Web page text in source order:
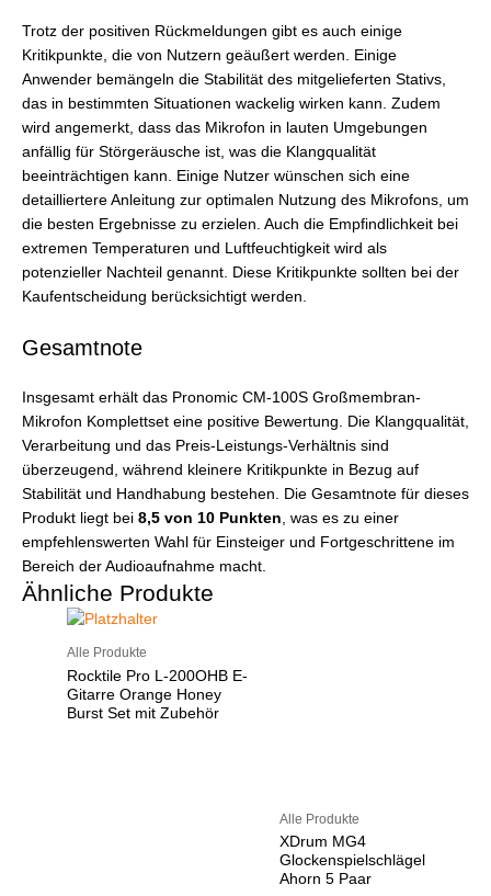
Trotz der positiven Rückmeldungen gibt es auch einige
Kritikpunkte, die von Nutzern geäußert werden. Einige
Anwender bemängeln die Stabilität des mitgelieferten Stativs,
das in bestimmten Situationen wackelig wirken kann. Zudem
wird angemerkt, dass das Mikrofon in lauten Umgebungen
anfällig für Störgeräusche ist, was die Klangqualität
beeinträchtigen kann. Einige Nutzer wünschen sich eine
detailliertere Anleitung zur optimalen Nutzung des Mikrofons, um
die besten Ergebnisse zu erzielen. Auch die Empfindlichkeit bei
extremen Temperaturen und Luftfeuchtigkeit wird als
potenzieller Nachteil genannt. Diese Kritikpunkte sollten bei der
Kaufentscheidung berücksichtigt werden.
Gesamtnote
Insgesamt erhält das Pronomic CM-100S Großmembran-
Mikrofon Komplettset eine positive Bewertung. Die Klangqualität,
Verarbeitung und das Preis-Leistungs-Verhältnis sind
überzeugend, während kleinere Kritikpunkte in Bezug auf
Stabilität und Handhabung bestehen. Die Gesamtnote für dieses
Produkt liegt bei 8,5 von 10 Punkten, was es zu einer
empfehlenswerten Wahl für Einsteiger und Fortgeschrittene im
Bereich der Audioaufnahme macht.
Ähnliche Produkte
Alle Produkte
Rocktile Pro L-200OHB E-
Gitarre Orange Honey
Burst Set mit Zubehör
Alle Produkte
XDrum MG4
Glockenspielschlägel
Ahorn 5 Paar